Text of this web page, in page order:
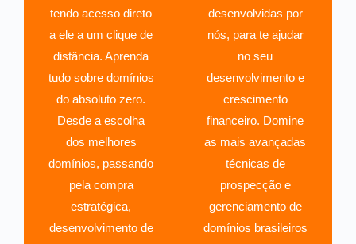
tendo acesso direto
a ele a um clique de
distância. Aprenda
tudo sobre domínios
do absoluto zero.
Desde a escolha
dos melhores
domínios, passando
pela compra
estratégica,
desenvolvimento de
desenvolvidas por
nós, para te ajudar
no seu
desenvolvimento e
crescimento
financeiro. Domine
as mais avançadas
técnicas de
prospecção e
gerenciamento de
domínios brasileiros